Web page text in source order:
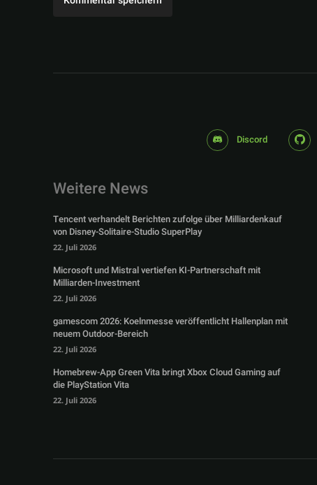
Discord
Weitere News
Tencent verhandelt Berichten zufolge über Milliardenkauf
von Disney-Solitaire-Studio SuperPlay
22. Juli 2026
Microsoft und Mistral vertiefen KI-Partnerschaft mit
Milliarden-Investment
22. Juli 2026
gamescom 2026: Koelnmesse veröffentlicht Hallenplan mit
neuem Outdoor-Bereich
22. Juli 2026
Homebrew-App Green Vita bringt Xbox Cloud Gaming auf
die PlayStation Vita
22. Juli 2026